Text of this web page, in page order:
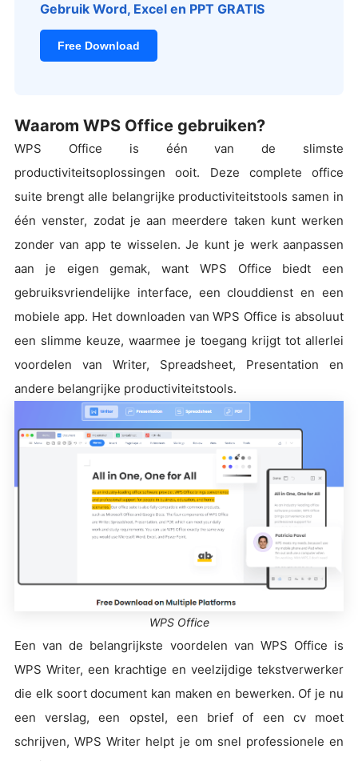
Gebruik Word, Excel en PPT GRATIS
Free Download
Waarom WPS Office gebruiken?
WPS Office is één van de slimste
productiviteitsoplossingen ooit. Deze complete office
suite brengt alle belangrijke productiviteitstools samen in
één venster, zodat je aan meerdere taken kunt werken
zonder van app te wisselen. Je kunt je werk aanpassen
aan je eigen gemak, want WPS Office biedt een
gebruiksvriendelijke interface, een clouddienst en een
mobiele app. Het downloaden van WPS Office is absoluut
een slimme keuze, waarmee je toegang krijgt tot allerlei
voordelen van Writer, Spreadsheet, Presentation en
andere belangrijke productiviteitstools.
WPS Office
Een van de belangrijkste voordelen van WPS Office is
WPS Writer, een krachtige en veelzijdige tekstverwerker
die elk soort document kan maken en bewerken. Of je nu
een verslag, een opstel, een brief of een cv moet
schrijven, WPS Writer helpt je om snel professionele en